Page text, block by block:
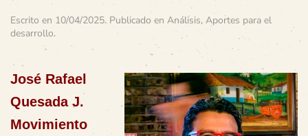
Escrito en 10/04/2025. Publicado en Análisis, Aportes para el
desarrollo.
José Rafael
Quesada J.
Movimiento